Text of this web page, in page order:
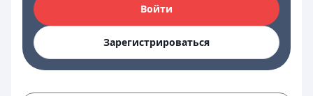
Войти
Зарегистрироваться